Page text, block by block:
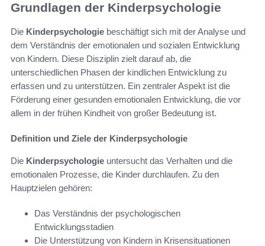
Grundlagen der Kinderpsychologie
Die Kinderpsychologie beschäftigt sich mit der Analyse und
dem Verständnis der emotionalen und sozialen Entwicklung
von Kindern. Diese Disziplin zielt darauf ab, die
unterschiedlichen Phasen der kindlichen Entwicklung zu
erfassen und zu unterstützen. Ein zentraler Aspekt ist die
Förderung einer gesunden emotionalen Entwicklung, die vor
allem in der frühen Kindheit von großer Bedeutung ist.
Definition und Ziele der Kinderpsychologie
Die Kinderpsychologie untersucht das Verhalten und die
emotionalen Prozesse, die Kinder durchlaufen. Zu den
Hauptzielen gehören:
Das Verständnis der psychologischen
Entwicklungsstadien
Die Unterstützung von Kindern in Krisensituationen